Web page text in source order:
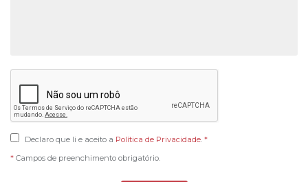
Declaro que li e aceito a Política de Privacidade. *
* Campos de preenchimento obrigatório.